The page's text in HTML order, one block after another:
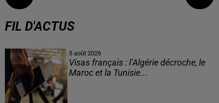
FIL D'ACTUS
5 août 2026
Visas français : l’Algérie décroche, le
Maroc et la Tunisie...